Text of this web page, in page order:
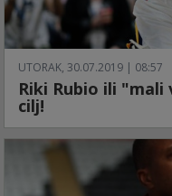
UTORAK, 30.07.2019 | 08:57
Riki Rubio ili
cilj!